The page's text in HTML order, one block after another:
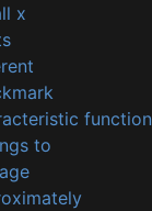
x
function
to